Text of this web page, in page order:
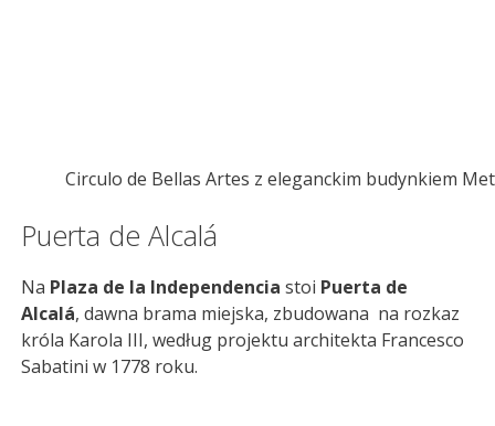
Circulo de Bellas Artes z eleganckim budynkiem
Puerta de Alcalá
Na Plaza de la Independencia stoi Puerta de
Alcalá, dawna brama miejska, zbudowana na rozkaz
króla Karola III, według projektu architekta Francesco
Sabatini w 1778 roku.